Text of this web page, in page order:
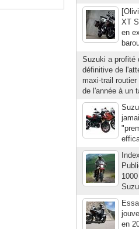
XT
en
Suzuki a profité
définitive de
maxi-trail
de l'année à un
en